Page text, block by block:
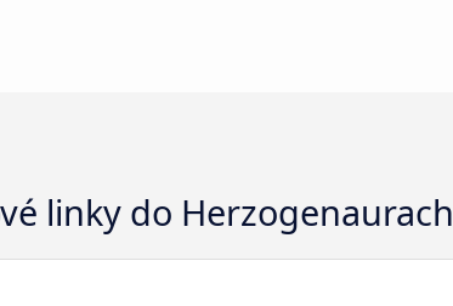
linky do Herzogenaurach